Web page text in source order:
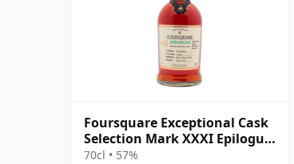
Foursquare Exceptional Cask
Selection Mark XXXI Epilogue
Sing 19 jaar oud Rum
70cl • 57%